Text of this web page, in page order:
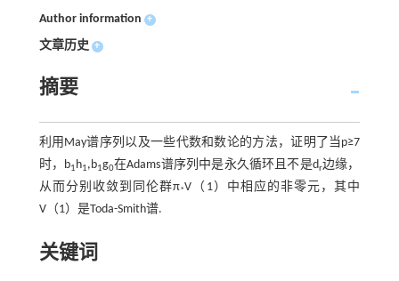
Author information +
文章历史 +
摘要
利用May谱序列以及一些代数和数论的方法，证明了当p≥7
时，b1 h1,b1g0在Adams谱序列中是永久循环且不是dr边缘，
从而分别收敛到同伦群π*V（1）中相应的非零元，其中
V（1）是Toda-Smith谱.
关键词